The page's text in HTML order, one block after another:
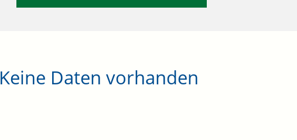
Keine Daten vorhanden